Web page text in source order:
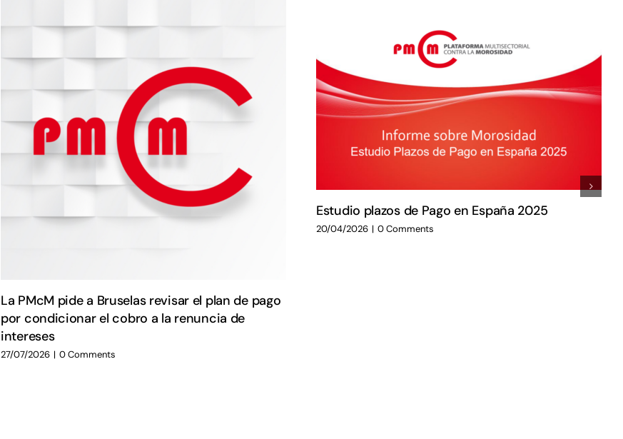
La PMcM pide a Bruselas revisar el plan de pago
por condicionar el cobro a la renuncia de
intereses
27/07/2026 | 0 Comments
Estudio plazos de Pago en España 2025
20/04/2026 | 0 Comments